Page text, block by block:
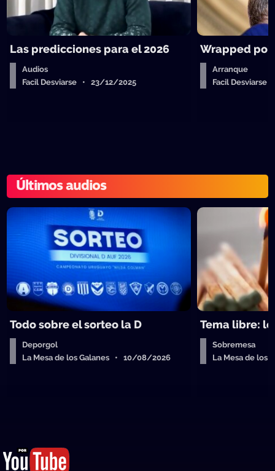
Las predicciones para el 2026
Audios
Facil Desviarse • 23/12/2025
Wrapped
Arranque
Facil
Últimos audios
Todo sobre el sorteo la D
Deporgol
La Mesa de los Galanes • 10/08/2026
Tema libre:
Sobremesa
La Mesa de